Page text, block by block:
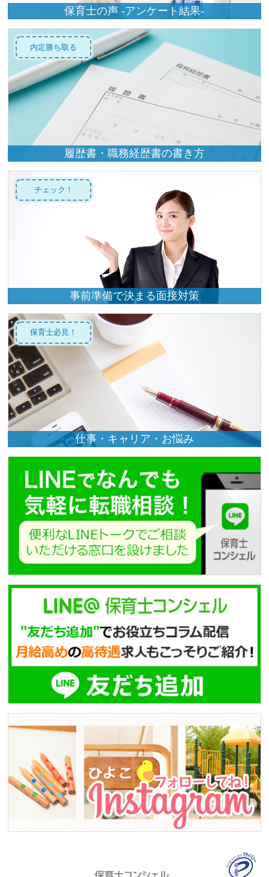
保育士の声 -アンケート結果-
内定勝ち取る
履歴書・職務経歴書の書き方
チェック！
事前準備で決まる面接対策
保育士必見！
仕事・キャリア・お悩み